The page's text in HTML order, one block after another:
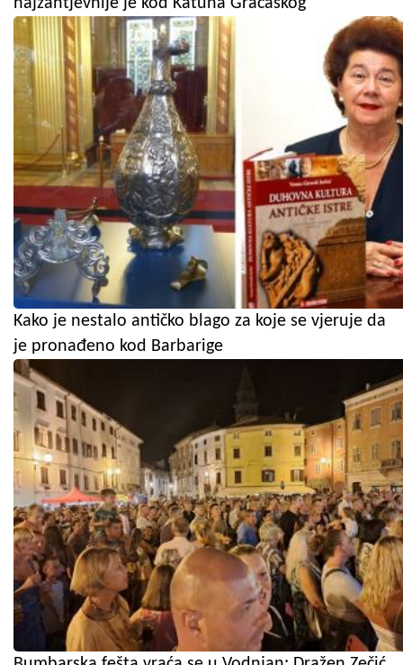
Kako je nestalo antičko blago za koje se vjeruje da
je pronađeno kod Barbarige